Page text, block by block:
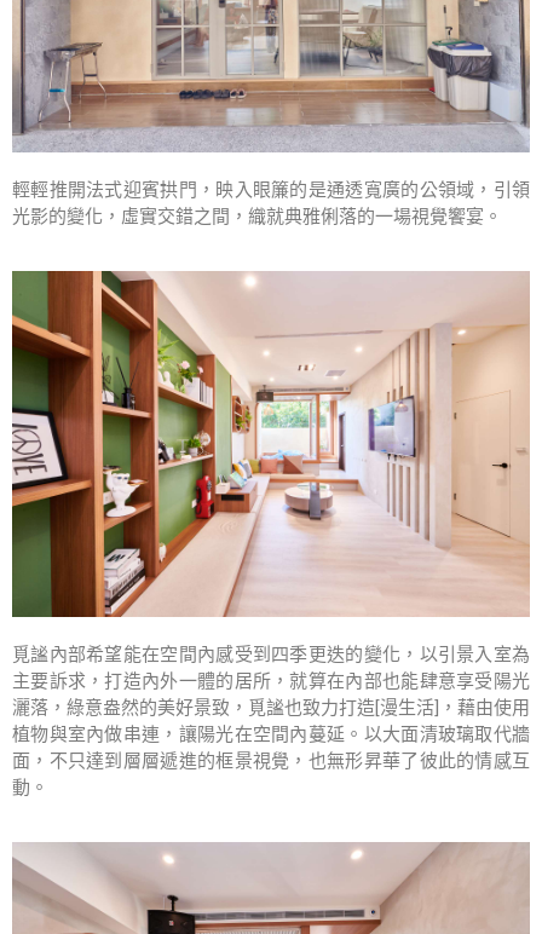
輕輕推開法式迎賓拱門，映入眼簾的是通透寬廣的公領域，引領
光影的變化，虛實交錯之間，織就典雅俐落的一場視覺饗宴。
覓謐內部希望能在空間內感受到四季更迭的變化，以引景入室為
主要訴求，打造內外一體的居所，就算在內部也能肆意享受陽光
灑落，綠意盎然的美好景致，覓謐也致力打造[漫生活]，藉由使用
植物與室內做串連，讓陽光在空間內蔓延。以大面清玻璃取代牆
面，不只達到層層遞進的框景視覺，也無形昇華了彼此的情感互
動。